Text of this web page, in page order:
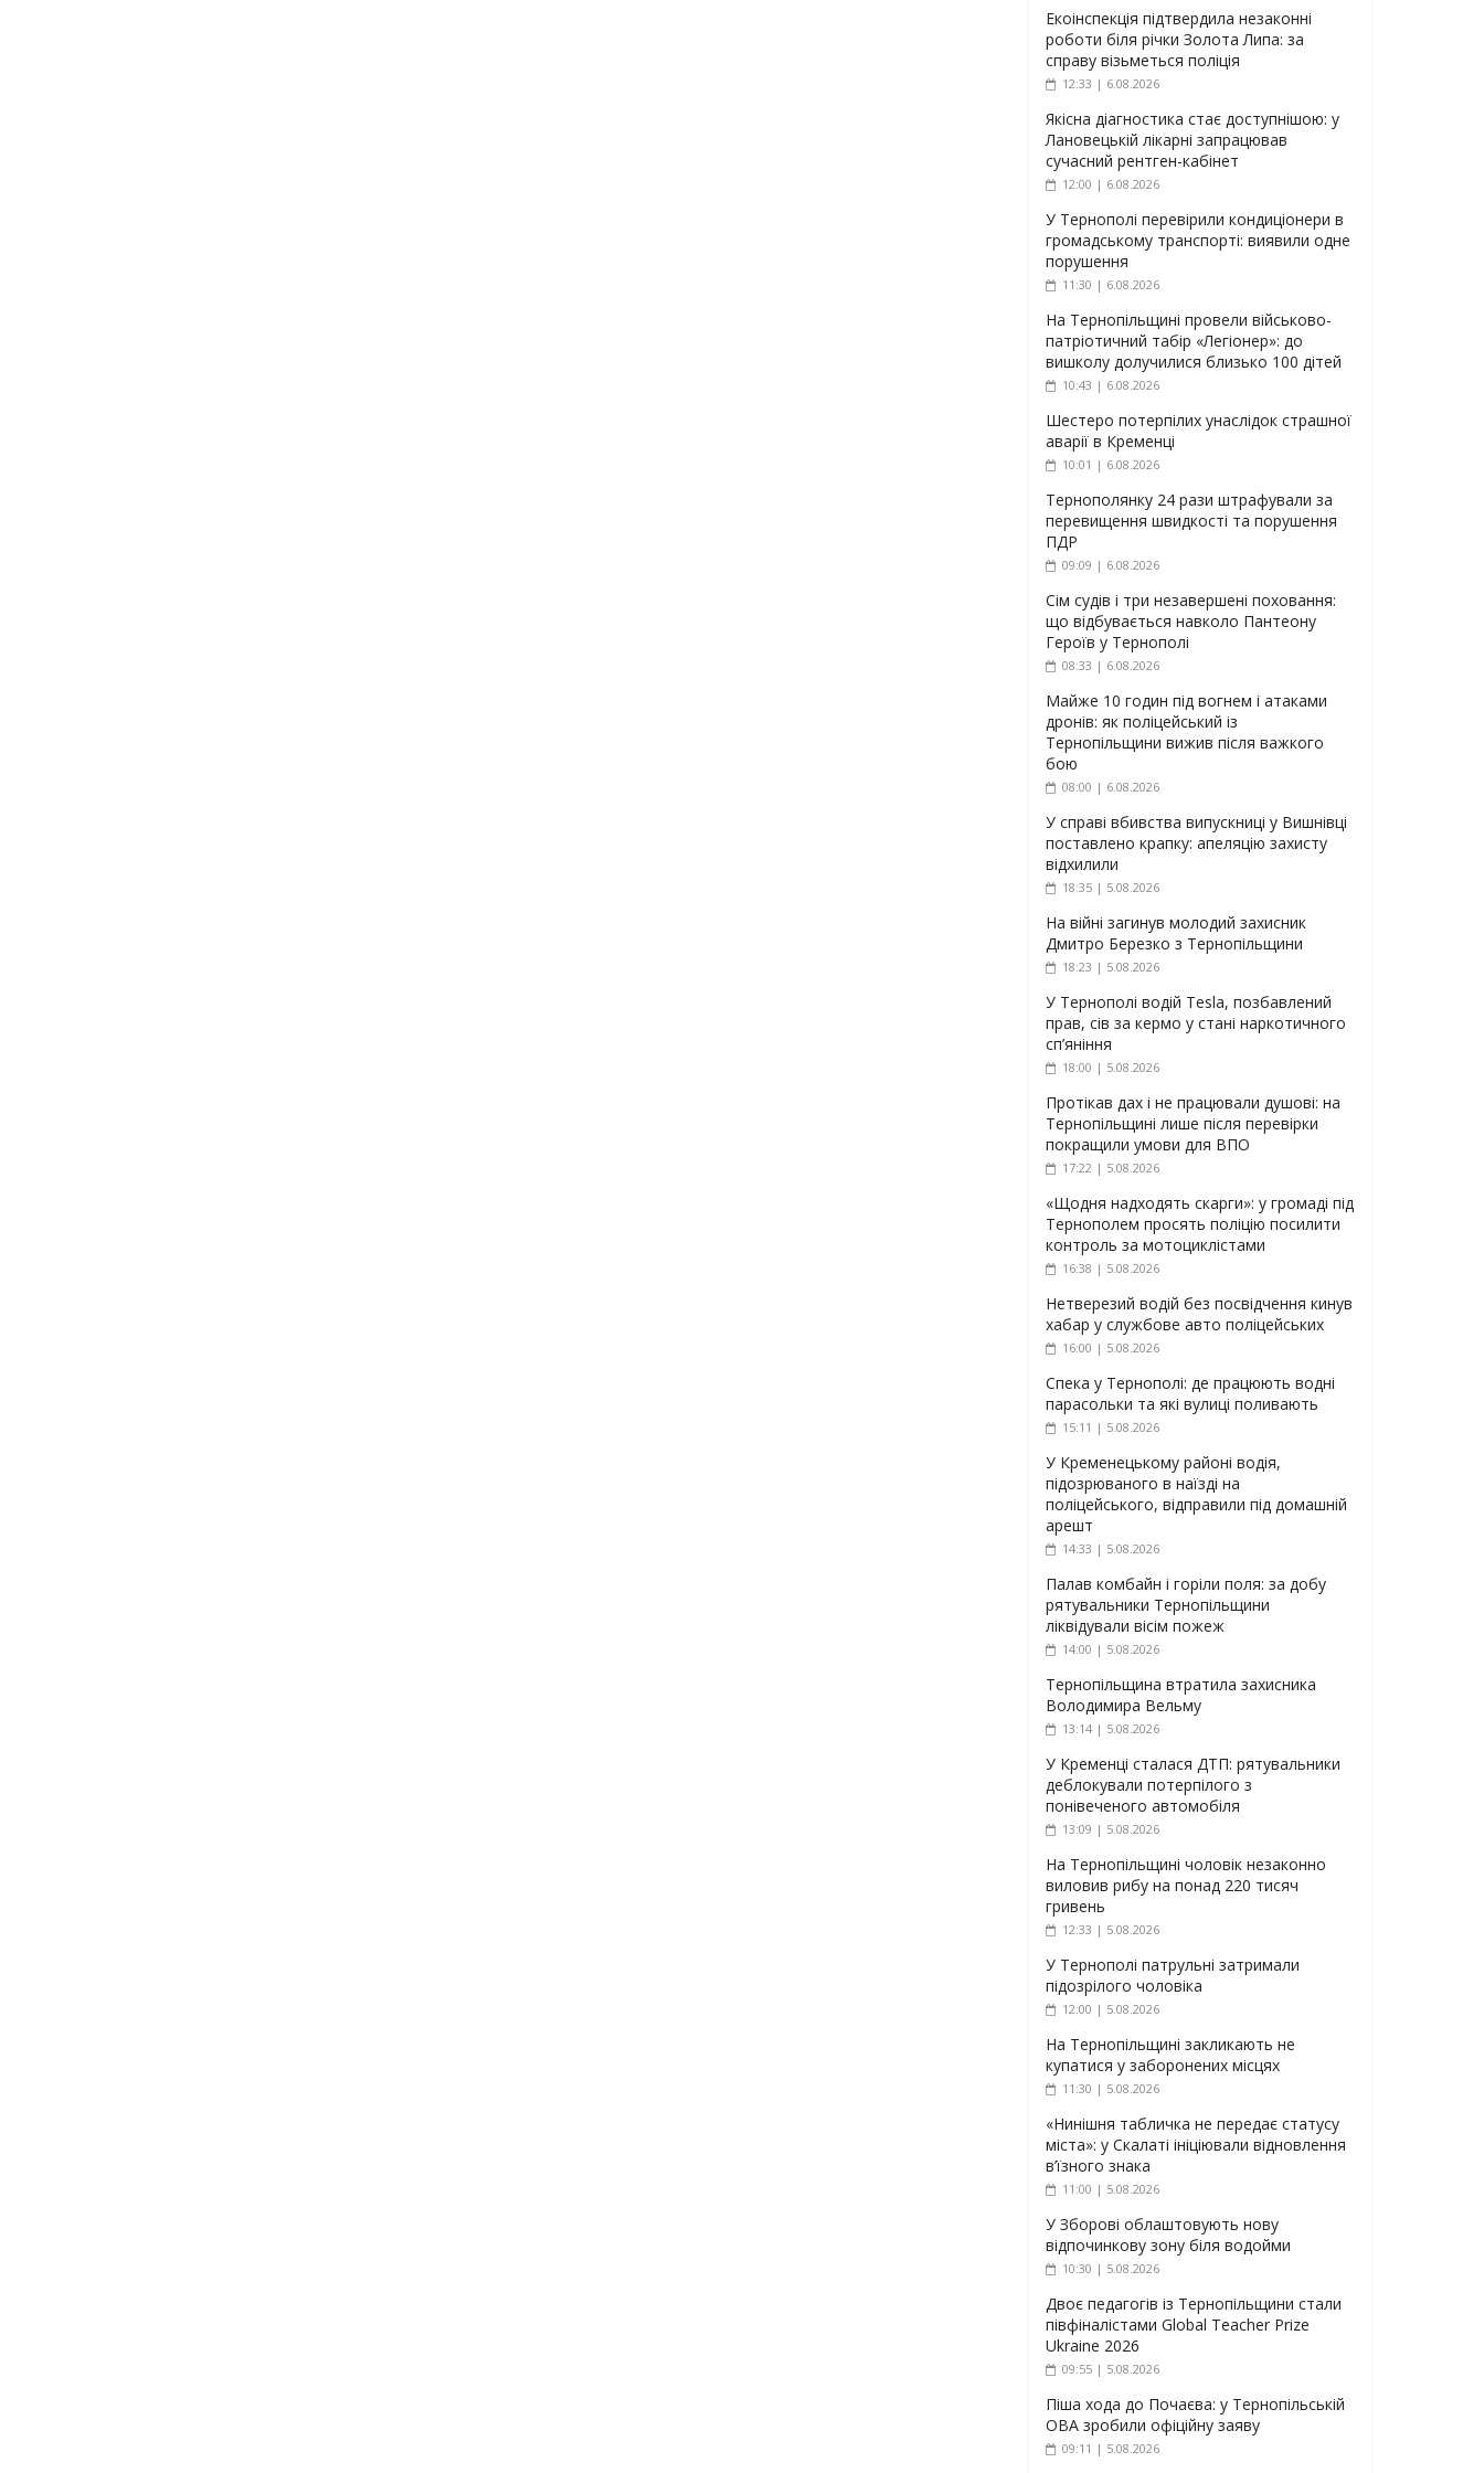
Екоінспекція підтвердила незаконні
роботи біля річки Золота Липа: за
справу візьметься поліція
12:33 | 6.08.2026
Якісна діагностика стає доступнішою: у
Лановецькій лікарні запрацював
сучасний рентген-кабінет
12:00 | 6.08.2026
У Тернополі перевірили кондиціонери в
громадському транспорті: виявили одне
порушення
11:30 | 6.08.2026
На Тернопільщині провели військово-
патріотичний табір «Легіонер»: до
вишколу долучилися близько 100 дітей
10:43 | 6.08.2026
Шестеро потерпілих унаслідок страшної
аварії в Кременці
10:01 | 6.08.2026
Тернополянку 24 рази штрафували за
перевищення швидкості та порушення
ПДР
09:09 | 6.08.2026
Сім судів і три незавершені поховання:
що відбувається навколо Пантеону
Героїв у Тернополі
08:33 | 6.08.2026
Майже 10 годин під вогнем і атаками
дронів: як поліцейський із
Тернопільщини вижив після важкого
бою
08:00 | 6.08.2026
У справі вбивства випускниці у Вишнівці
поставлено крапку: апеляцію захисту
відхилили
18:35 | 5.08.2026
На війні загинув молодий захисник
Дмитро Березко з Тернопільщини
18:23 | 5.08.2026
У Тернополі водій Tesla, позбавлений
прав, сів за кермо у стані наркотичного
сп’яніння
18:00 | 5.08.2026
Протікав дах і не працювали душові: на
Тернопільщині лише після перевірки
покращили умови для ВПО
17:22 | 5.08.2026
«Щодня надходять скарги»: у громаді під
Тернополем просять поліцію посилити
контроль за мотоциклістами
16:38 | 5.08.2026
Нетверезий водій без посвідчення кинув
хабар у службове авто поліцейських
16:00 | 5.08.2026
Спека у Тернополі: де працюють водні
парасольки та які вулиці поливають
15:11 | 5.08.2026
У Кременецькому районі водія,
підозрюваного в наїзді на
поліцейського, відправили під домашній
арешт
14:33 | 5.08.2026
Палав комбайн і горіли поля: за добу
рятувальники Тернопільщини
ліквідували вісім пожеж
14:00 | 5.08.2026
Тернопільщина втратила захисника
Володимира Вельму
13:14 | 5.08.2026
У Кременці сталася ДТП: рятувальники
деблокували потерпілого з
понівеченого автомобіля
13:09 | 5.08.2026
На Тернопільщині чоловік незаконно
виловив рибу на понад 220 тисяч
гривень
12:33 | 5.08.2026
У Тернополі патрульні затримали
підозрілого чоловіка
12:00 | 5.08.2026
На Тернопільщині закликають не
купатися у заборонених місцях
11:30 | 5.08.2026
«Нинішня табличка не передає статусу
міста»: у Скалаті ініціювали відновлення
в’їзного знака
11:00 | 5.08.2026
У Зборові облаштовують нову
відпочинкову зону біля водойми
10:30 | 5.08.2026
Двоє педагогів із Тернопільщини стали
півфіналістами Global Teacher Prize
Ukraine 2026
09:55 | 5.08.2026
Піша хода до Почаєва: у Тернопільській
ОВА зробили офіційну заяву
09:11 | 5.08.2026